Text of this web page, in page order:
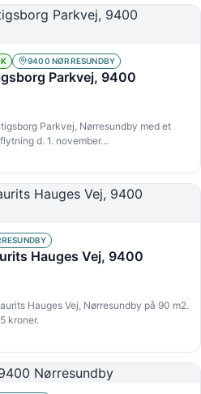
9400 NØRRESUNDBY
Parkvej, 9400
Parkvej, Nørresundby med et
d. 1. november…
Hauges Vej, 9400
Hauges Vej, Nørresundby på 90 m2.
kroner.